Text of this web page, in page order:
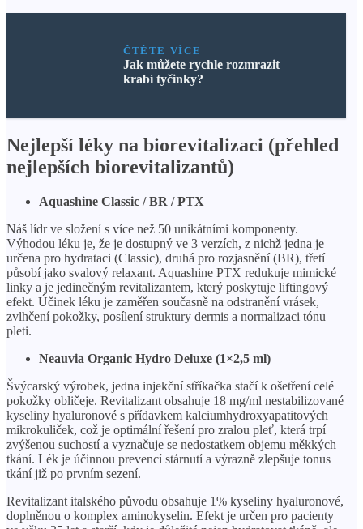
ČTĚTE VÍCE
Jak můžete rychle rozmrazit
krabí tyčinky?
Nejlepší léky na biorevitalizaci (přehled
nejlepších biorevitalizantů)
Aquashine Classic / BR / PTX
Náš lídr ve složení s více než 50 unikátními komponenty.
Výhodou léku je, že je dostupný ve 3 verzích, z nichž jedna je
určena pro hydrataci (Classic), druhá pro rozjasnění (BR), třetí
působí jako svalový relaxant. Aquashine PTX redukuje mimické
linky a je jedinečným revitalizantem, který poskytuje liftingový
efekt. Účinek léku je zaměřen současně na odstranění vrásek,
zvlhčení pokožky, posílení struktury dermis a normalizaci tónu
pleti.
Neauvia Organic Hydro Deluxe (1×2,5 ml)
Švýcarský výrobek, jedna injekční stříkačka stačí k ošetření celé
pokožky obličeje. Revitalizant obsahuje 18 mg/ml nestabilizované
kyseliny hyaluronové s přídavkem kalciumhydroxyapatitových
mikrokuliček, což je optimální řešení pro zralou pleť, která trpí
zvýšenou suchostí a vyznačuje se nedostatkem objemu měkkých
tkání. Lék je účinnou prevencí stárnutí a výrazně zlepšuje tonus
tkání již po prvním sezení.
Revitalizant italského původu obsahuje 1% kyseliny hyaluronové,
doplněnou o komplex aminokyselin. Efekt je určen pro pacienty